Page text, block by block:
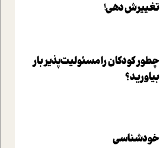
تغييرش دهي!‏
چطور کودکان را مسئولیت‌پذیر بار
بیاورید؟
خودشناسی